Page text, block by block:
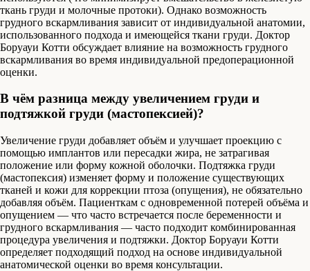
ткань груди и молочные протоки). Однако возможность
грудного вскармливания зависит от индивидуальной анатомии,
использованного подхода и имеющейся ткани груди. Доктор
Боруауи Котти обсуждает влияние на возможность грудного
вскармливания во время индивидуальной предоперационной
оценки.
В чём разница между увеличением груди и
подтяжкой груди (мастопексией)?
Увеличение груди добавляет объём и улучшает проекцию с
помощью имплантов или пересадки жира, не затрагивая
положение или форму кожной оболочки. Подтяжка груди
(мастопексия) изменяет форму и положение существующих
тканей и кожи для коррекции птоза (опущения), не обязательно
добавляя объём. Пациенткам с одновременной потерей объёма и
опущением — что часто встречается после беременности и
грудного вскармливания — часто подходит комбинированная
процедура увеличения и подтяжки. Доктор Боруауи Котти
определяет подходящий подход на основе индивидуальной
анатомической оценки во время консультации.